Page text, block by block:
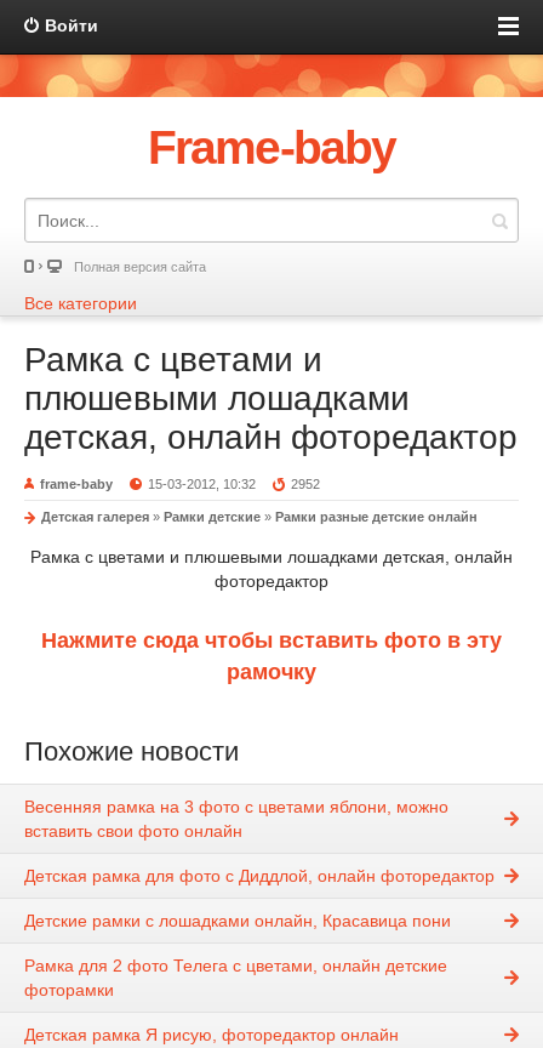
Войти
Frame-baby
Полная версия сайта
Все категории
Рамка с цветами и
плюшевыми лошадками
детская, онлайн фоторедактор
frame-baby 15-03-2012, 10:32 2952
Детская галерея » Рамки детские » Рамки разные детские онлайн
Рамка с цветами и плюшевыми лошадками детская, онлайн
фоторедактор
Нажмите сюда чтобы вставить фото в эту
рамочку
Похожие новости
Весенняя рамка на 3 фото с цветами яблони, можно
вставить свои фото онлайн
Детская рамка для фото с Диддлой, онлайн фоторедактор
Детские рамки с лошадками онлайн, Красавица пони
Рамка для 2 фото Телега с цветами, онлайн детские
фоторамки
Детская рамка Я рисую, фоторедактор онлайн